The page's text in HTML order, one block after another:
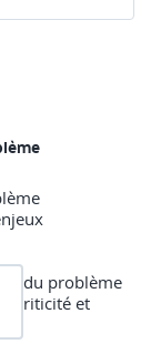
du problème
: criticité et